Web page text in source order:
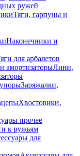
ружей
Тяги, гарпуны и
Наконечники и
для арбалетов
Лини,
Заряжалки,
Хвостовики,
прочее
к ружьям
для